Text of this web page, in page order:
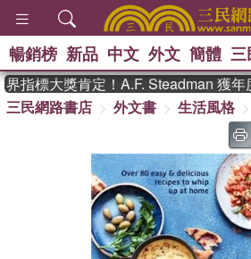
熱搜： 東野
、 如
國
念華 、 台灣
孩：黎曼猜想
暢銷榜 新品 中文 外文 簡體 三
指標大獎肯定！A.F. Steadman 獲年
三民網路書店
外文書 生活風格